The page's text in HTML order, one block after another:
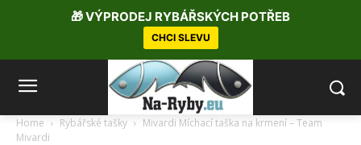
Home Rybářské tašky
Mivardi Míchací taška na krmení – Team
Mivardi
🎁 VÝPRODEJ RYBÁŘSKÝCH POTŘEB
CHCI SLEVU